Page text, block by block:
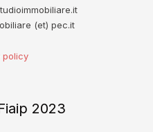
(et) pec.it
policy
2023